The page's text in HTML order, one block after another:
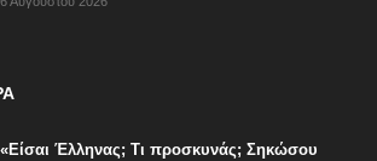
«Είσαι Έλληνας; Τι προσκυνάς; Σηκώσου